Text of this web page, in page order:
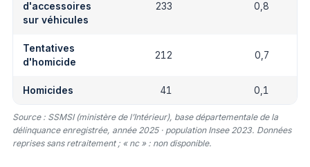
d'accessoires
sur véhicules
233 0,8
Tentatives
d'homicide
212 0,7
Homicides 41 0,1
Source : SSMSI (ministère de l’Intérieur), base départementale de la
délinquance enregistrée, année 2025 · population Insee 2023. Données
reprises sans retraitement ; « nc » : non disponible.